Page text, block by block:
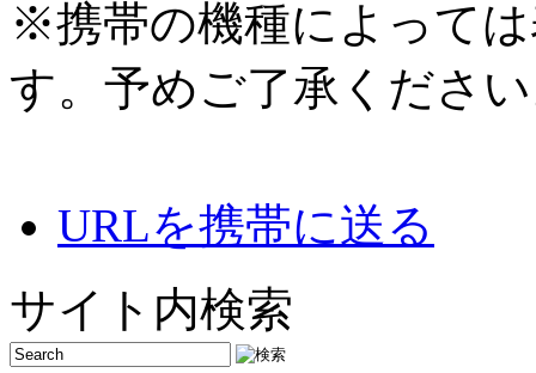
※携帯の機種によって
す。予めご了承くださ
URLを携帯に送る
サイト内検索